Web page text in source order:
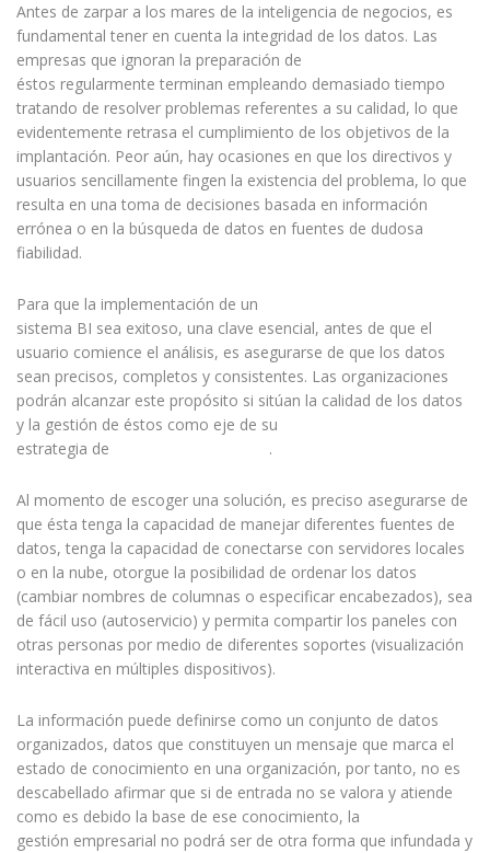
Antes de zarpar a los mares de la inteligencia de negocios, es
fundamental tener en cuenta la integridad de los datos. Las
empresas que ignoran la preparación de
éstos regularmente terminan empleando demasiado tiempo
tratando de resolver problemas referentes a su calidad, lo que
evidentemente retrasa el cumplimiento de los objetivos de la
implantación. Peor aún, hay ocasiones en que los directivos y
usuarios sencillamente fingen la existencia del problema, lo que
resulta en una toma de decisiones basada en información
errónea o en la búsqueda de datos en fuentes de dudosa
fiabilidad.
Para que la implementación de un
sistema BI sea exitoso, una clave esencial, antes de que el
usuario comience el análisis, es asegurarse de que los datos
sean precisos, completos y consistentes. Las organizaciones
podrán alcanzar este propósito si sitúan la calidad de los datos
y la gestión de éstos como eje de su
estrategia de
.
Al momento de escoger una solución, es preciso asegurarse de
que ésta tenga la capacidad de manejar diferentes fuentes de
datos, tenga la capacidad de conectarse con servidores locales
o en la nube, otorgue la posibilidad de ordenar los datos
(cambiar nombres de columnas o especificar encabezados), sea
de fácil uso (autoservicio) y permita compartir los paneles con
otras personas por medio de diferentes soportes (visualización
interactiva en múltiples dispositivos).
La información puede definirse como un conjunto de datos
organizados, datos que constituyen un mensaje que marca el
estado de conocimiento en una organización, por tanto, no es
descabellado afirmar que si de entrada no se valora y atiende
como es debido la base de ese conocimiento, la
gestión empresarial no podrá ser de otra forma que infundada y